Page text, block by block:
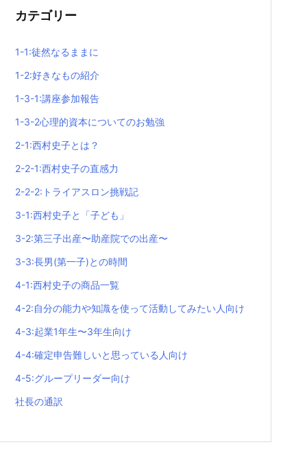
カテゴリー
1-1:徒然なるままに
1-2:好きなもの紹介
1-3-1:講座参加報告
1-3-2心理的資本についてのお勉強
2-1:西村史子とは？
2-2-1:西村史子の直感力
2-2-2:トライアスロン挑戦記
3-1:西村史子と「子ども」
3-2:第三子出産〜助産院での出産〜
3-3:長男(第一子)との時間
4-1:西村史子の商品一覧
4-2:自分の能力や知識を使って活動してみたい人向け
4-3:起業1年生〜3年生向け
4-4:確定申告難しいと思っている人向け
4-5:グループリーダー向け
社長の通訳